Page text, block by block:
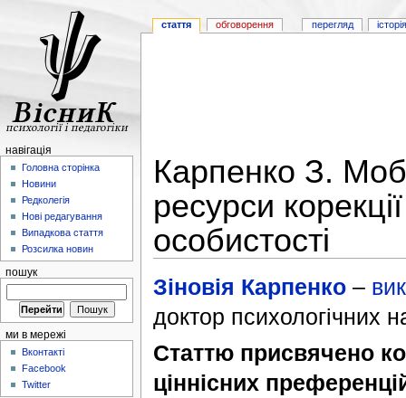
Карпенко З.
ресурси
особистості
Зіновія Карпенко–
доктор психологічних
Статтю присвячено
ціннісних
стаття обговорення перегляд
навігація
Головна сторінка
Новини
Редколегія
Нові редагування
Випадкова стаття
Розсилка новин
пошук
ми в мережі
Вконтакті
Facebook
Twitter